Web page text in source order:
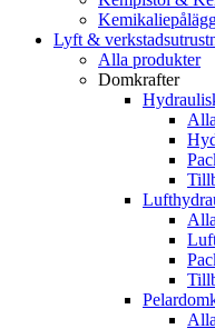
Lyft &
Alla produkter
Domkrafter